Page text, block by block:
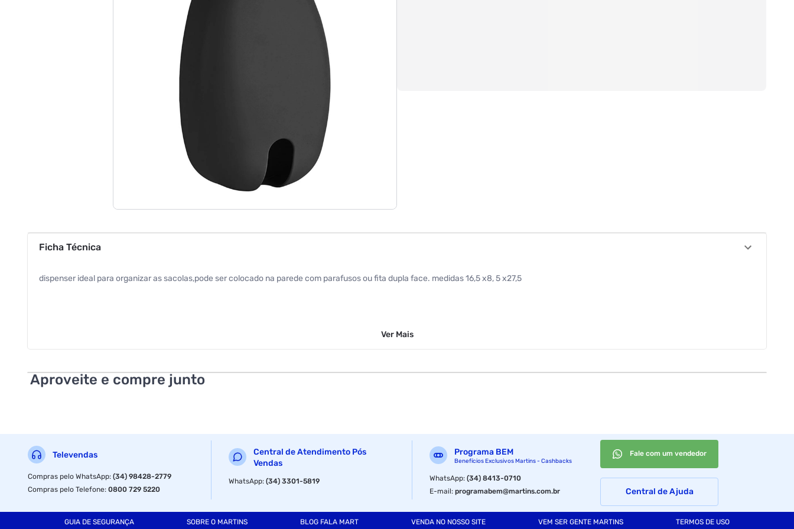
Ficha Técnica
dispenser ideal para organizar as sacolas,pode ser colocado na parede com parafusos ou fita dupla face. medidas 16,5 x8, 5 x27,5
Ver Mais
Aproveite e compre junto
Televendas
Compras pelo WhatsApp:(34) 98428-2779
Compras pelo Telefone:0800 729 5220
Central de Atendimento Pós
Vendas
WhatsApp:(34) 3301-5819
Programa BEM
Benefícios Exclusivos Martins - Cashbacks
WhatsApp:(34) 8413-0710
E-mail:programabem@martins.com.br
Fale com um vendedor
Central de Ajuda
GUIA DE SEGURANÇA SOBRE O MARTINS BLOG FALA MART VENDA NO NOSSO SITE VEM SER GENTE MARTINS TERMOS DE USO